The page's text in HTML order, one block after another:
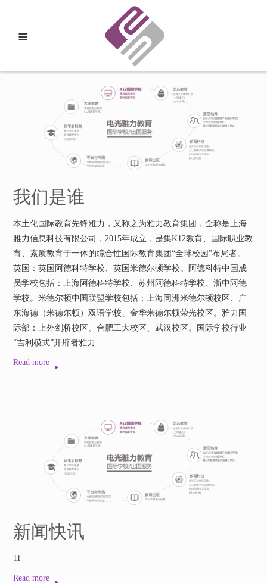
≡
我们是谁
本土化国际教育先锋雅力，又称之为雅力教育集团，全称是上海
雅力信息科技有限公司，2015年成立，是集K12教育、国际职业教
育、素质教育于一体的综合性国际教育集团“全球校园”布局者。
英国：英国阿德科特学校、英国米德尔顿学校。阿德科特中国成
员学校包括：上海阿德科特学校、苏州阿德科特学校、浙中阿德
学校。米德尔顿中国联盟学校包括：上海同洲米德尔顿校区、广
东海德（米德尔顿）双语学校、金华米德尔顿荣光校区。雅力国
际部：上外剑桥校区、合肥工大校区、武汉校区。国际学校行业
“吉利模式”开辟者雅力...
Read more
新闻快讯
11
Read more